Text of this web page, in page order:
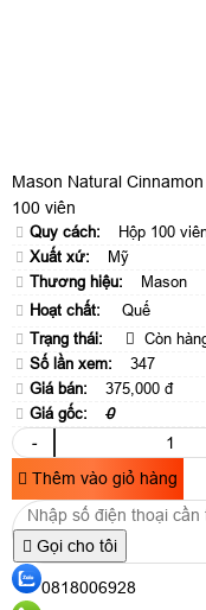
Mason Natural
100 viên
Quy cách:
Hộp 100
Xuất xứ:
Mỹ
Thương hiệu:
Mason
Hoạt chất:
Quế
Trạng thái:
Còn
Số lần xem:
347
Giá bán:
375,000 đ
Giá gốc:
0
-
Thêm vào giỏ hàng
Gọi cho tôi
0818006928